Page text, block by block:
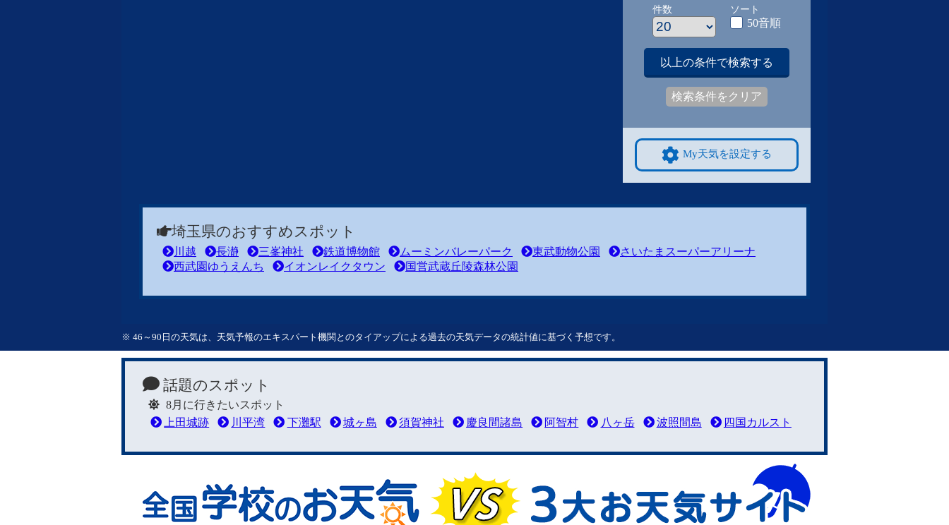
件数 ソート
50音順
以上の条件で検索する
検索条件をクリア
My天気を設定する
埼玉県のおすすめスポット
川越 長瀞 三峯神社 鉄道博物館 ムーミンバレーパーク 東武動物公園
さいたまスーパーアリーナ
西武園ゆうえんち
イオンレイクタウン 国営武蔵丘陵森林公園
※ 46～90日の天気は、天気予報のエキスパート機関とのタイアップによる過去の天気データの統計値に基づく予想です。
話題のスポット
8月に行きたいスポット
上田城跡
川平湾 下灘駅 城ヶ島 須賀神社 慶良間諸島 阿智村 八ヶ岳 波照間島 四国カルスト